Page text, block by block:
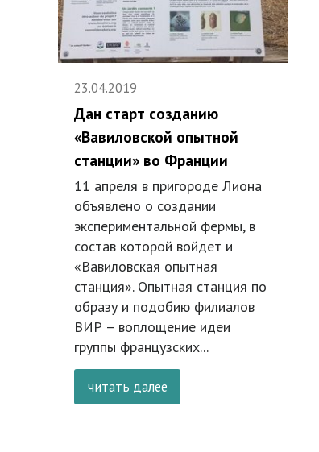
23.04.2019
Дан старт созданию
«Вавиловской опытной
станции» во Франции
11 апреля в пригороде Лиона
объявлено о создании
экспериментальной фермы, в
состав которой войдет и
«Вавиловская опытная
станция». Опытная станция по
образу и подобию филиалов
ВИР – воплощение идеи
группы французских...
читать далее